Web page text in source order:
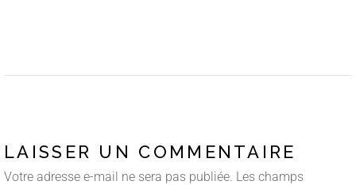
LAISSER UN COMMENTAIRE
Votre adresse e-mail ne sera pas publiée. Les champs